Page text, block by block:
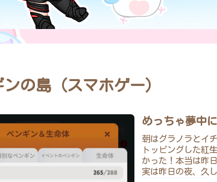
の島（スマホゲー）
めっちゃ夢中
朝はグラノラとイ
トッピングした紅
かった！本当は昨
実は昨日の夜、久